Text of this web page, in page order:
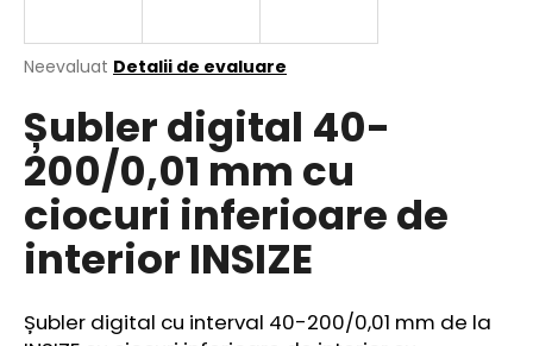
Evaluarea
a
produsului
este
0,0
din
5
stele.
Neevaluat Detalii de evaluare
Șubler digital 40-
200/0,01 mm cu
ciocuri inferioare de
interior INSIZE
Șubler digital cu interval 40-200/0,01 mm de la
ă
r
e
c
o
m
a
n
d